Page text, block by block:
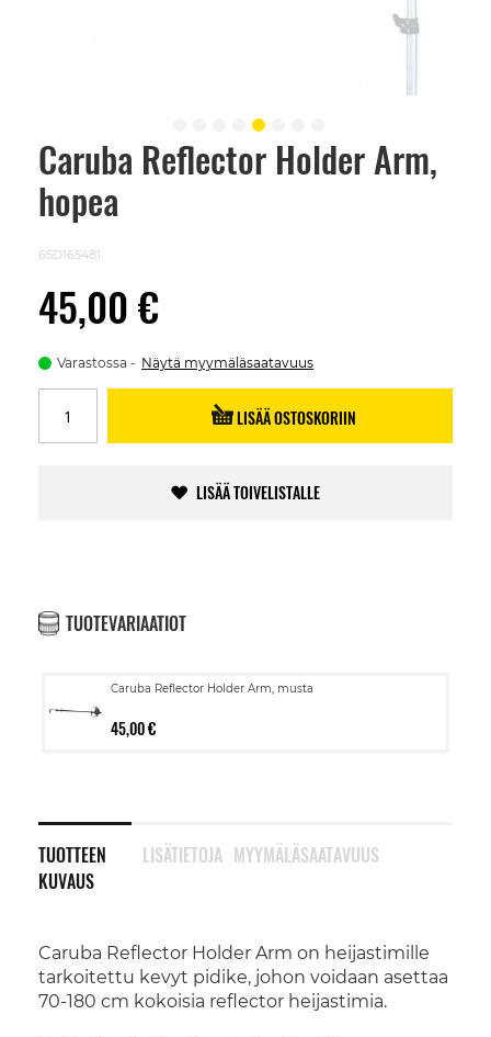
Caruba Reflector Holder Arm,
hopea
65D165481
45,00 €
Varastossa Näytä myymäläsaatavuus
LISÄÄ OSTOSKORIIN
LISÄÄ TOIVELISTALLE
TUOTEVARIAATIOT
Caruba Reflector Holder Arm, musta
45,00 €
TUOTTEEN
KUVAUS
Caruba Reflector Holder Arm on heijastimille
tarkoitettu kevyt pidike, johon voidaan asettaa
70-180 cm kokoisia reflector heijastimia.
LISÄTIETOJA MYYMÄLÄSAATAVUUS
Skip
beginning
images